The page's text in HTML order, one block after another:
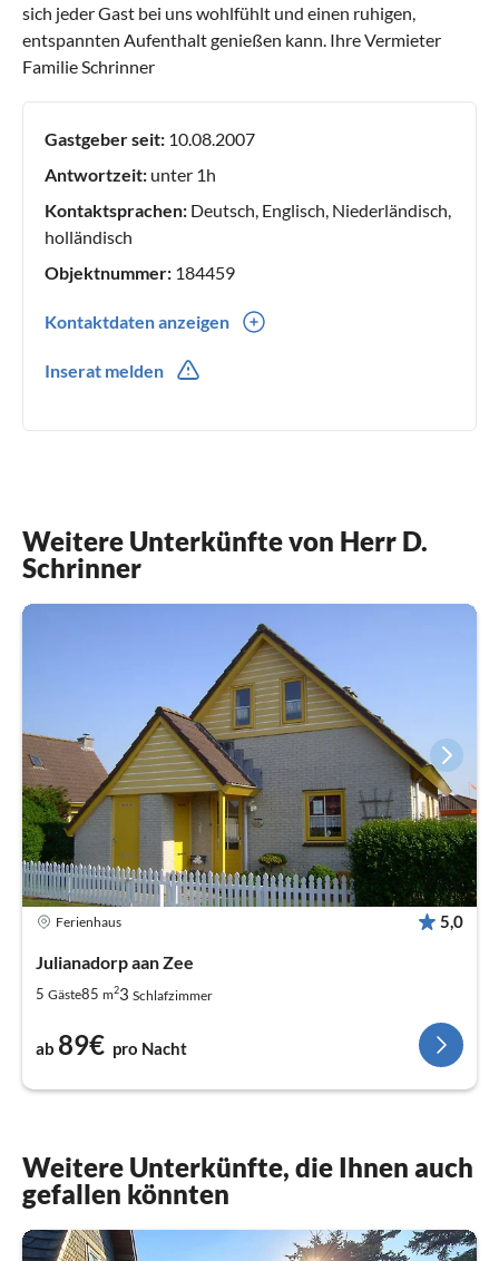
sich jeder Gast bei uns wohlfühlt und einen ruhigen,
entspannten Aufenthalt genießen kann. Ihre Vermieter
Familie Schrinner
Gastgeber seit: 10.08.2007
Antwortzeit: unter 1h
Kontaktsprachen: Deutsch, Englisch, Niederländisch,
holländisch
Objektnummer: 184459
Kontaktdaten anzeigen
Inserat melden
Weitere Unterkünfte von Herr D.
Schrinner
Ferienhaus 5,0
Julianadorp aan Zee
5 Gäste85 m23 Schlafzimmer
ab 89€ pro Nacht
Weitere Unterkünfte, die Ihnen auch
gefallen könnten